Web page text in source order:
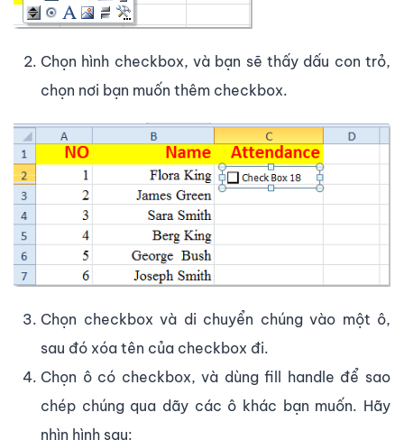
Chọn hình checkbox, và bạn sẽ thấy dấu con trỏ,
chọn nơi bạn muốn thêm checkbox.
Chọn checkbox và di chuyển chúng vào một ô,
sau đó xóa tên của checkbox đi.
Chọn ô có checkbox, và dùng fill handle để sao
chép chúng qua dãy các ô khác bạn muốn. Hãy
nhìn hình sau: